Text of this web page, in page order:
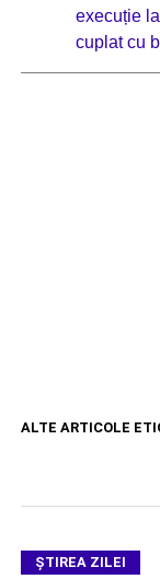
execuție
cuplat cu
ALTE ARTICOLE
ŞTIREA ZILEI